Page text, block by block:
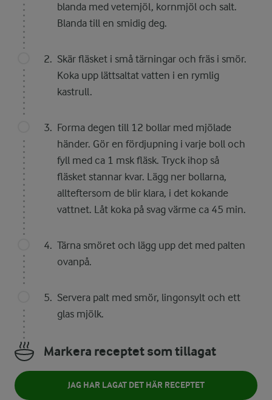
blanda med vetemjöl, kornmjöl och salt.
Blanda till en smidig deg.
Skär fläsket i små tärningar och fräs i smör.
Koka upp lättsaltat vatten i en rymlig
kastrull.
Forma degen till 12 bollar med mjölade
händer. Gör en fördjupning i varje boll och
fyll med ca 1 msk fläsk. Tryck ihop så
fläsket stannar kvar. Lägg ner bollarna,
allteftersom de blir klara, i det kokande
vattnet. Låt koka på svag värme ca 45 min.
Tärna smöret och lägg upp det med palten
ovanpå.
Servera palt med smör, lingonsylt och ett
glas mjölk.
Markera receptet som tillagat
JAG HAR LAGAT DET HÄR RECEPTET